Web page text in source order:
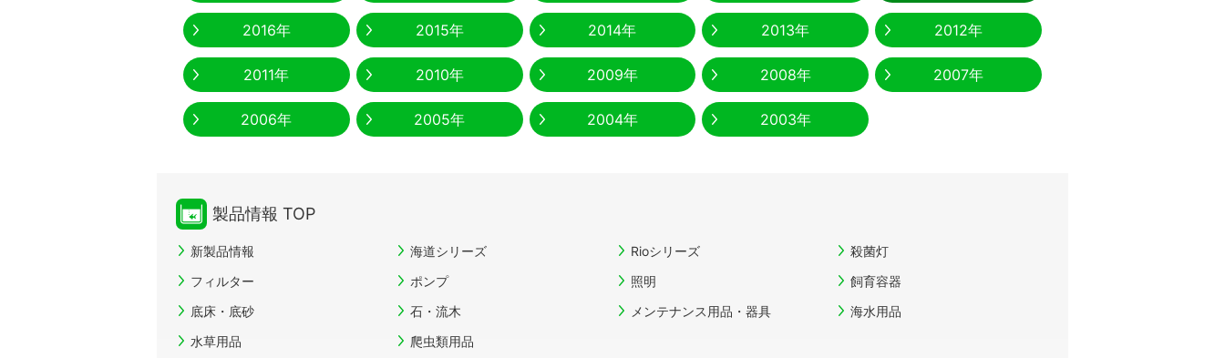
2016年 2015年 2014年 2013年 2012年
2011年 2010年 2009年 2008年 2007年
2006年 2005年 2004年 2003年
製品情報 TOP
新製品情報 海道シリーズ Rioシリーズ
殺菌灯
フィルター
ポンプ 照明
飼育容器
底床・底砂
石・流木 メンテナンス用品・器具
海水用品
水草用品
爬虫類用品